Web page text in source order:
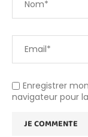
Enregistrer
navigateur pour